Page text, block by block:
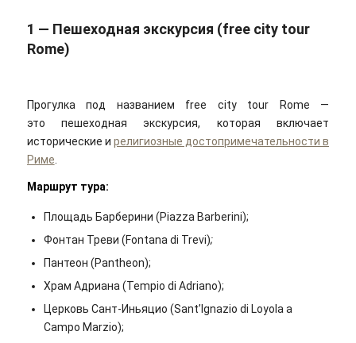
1 — Пешеходная экскурсия (free city tour
Rome)
Прогулка под названием free city tour Rome —
это пешеходная экскурсия, которая включает
исторические и религиозные достопримечательности в
Риме
Маршрут тура:
Площадь Барберини (Piazza Barberini);
Фонтан Треви (Fontana di Trevi);
Пантеон (Pantheon);
Храм Адриана (Tempio di Adriano);
Церковь Сант-Иньяцио (Sant’Ignazio di Loyola a
Campo Marzio);